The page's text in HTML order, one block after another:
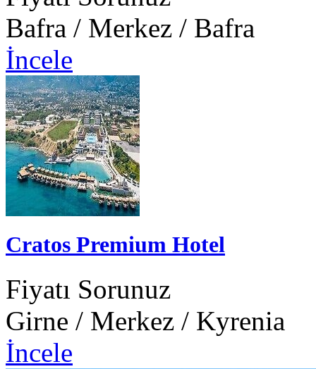
Bafra / Merkez / Bafra
İncele
Cratos Premium Hotel
Fiyatı Sorunuz
Girne / Merkez / Kyrenia
İncele